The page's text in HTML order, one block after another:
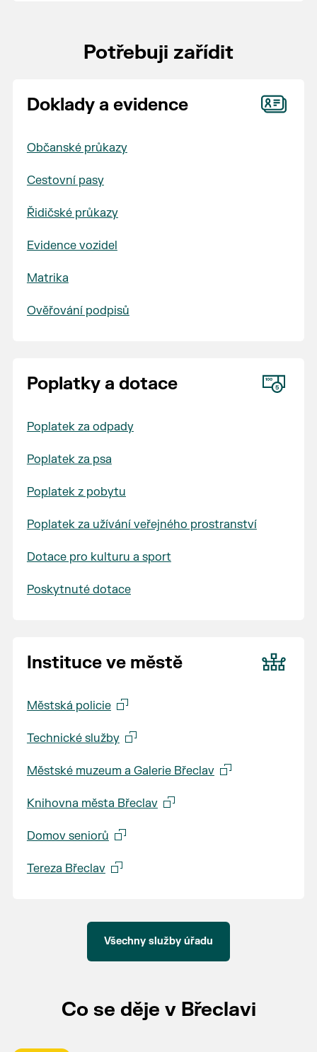
Potřebuji zařídit
Doklady a evidence
Občanské průkazy
Cestovní pasy
Řidičské průkazy
Evidence vozidel
Matrika
Ověřování podpisů
Poplatky a dotace
Poplatek za odpady
Poplatek za psa
Poplatek z pobytu
Poplatek za užívání veřejného prostranství
Dotace pro kulturu a sport
Poskytnuté dotace
Instituce ve městě
Městská policie
Technické služby
Městské muzeum a Galerie Břeclav
Knihovna města Břeclav
Domov seniorů
Tereza Břeclav
Všechny služby úřadu
Co se děje v Břeclavi